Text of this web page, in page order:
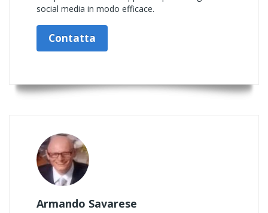
social media in modo efficace.
Contatta
Armando Savarese